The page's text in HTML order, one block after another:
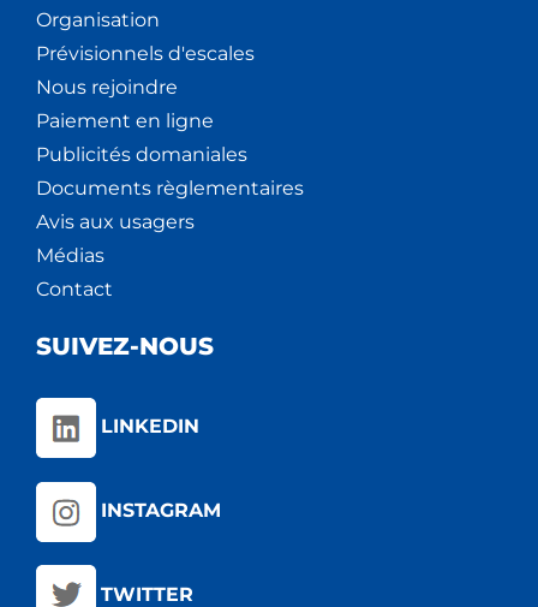
Organisation
Prévisionnels d'escales
Nous rejoindre
Paiement en ligne
Publicités domaniales
Documents règlementaires
Avis aux usagers
Médias
Contact
SUIVEZ-NOUS
LINKEDIN
INSTAGRAM
TWITTER